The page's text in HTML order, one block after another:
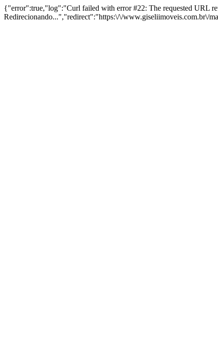
{"error":true,"log":"Curl failed with error #22: The requested URL
Redirecionando...","redirect":"https:\/\/www.giseliimoveis.com.br\/